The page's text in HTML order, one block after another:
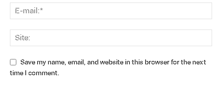
Save my name, email, and website in this browser for the next
time I comment.